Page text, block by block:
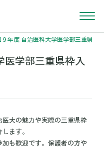
年度 自治医科大学医学部三重県枠
医学部三重県枠入
医大の魅力や実際の三重県枠
ます。
も歓迎です。保護者の方や